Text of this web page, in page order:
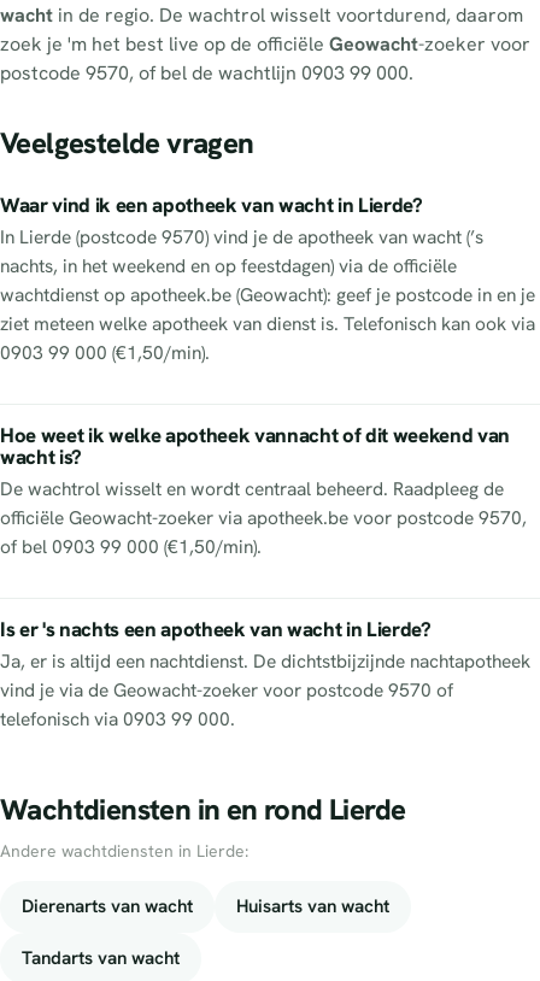
wacht in de regio. De wachtrol wisselt voortdurend, daarom
zoek je 'm het best live op de officiële Geowacht-zoeker voor
postcode 9570, of bel de wachtlijn 0903 99 000.
Veelgestelde vragen
Waar vind ik een apotheek van wacht in Lierde?
In Lierde (postcode 9570) vind je de apotheek van wacht (’s
nachts, in het weekend en op feestdagen) via de officiële
wachtdienst op apotheek.be (Geowacht): geef je postcode in en je
ziet meteen welke apotheek van dienst is. Telefonisch kan ook via
0903 99 000 (€1,50/min).
Hoe weet ik welke apotheek vannacht of dit weekend van
wacht is?
De wachtrol wisselt en wordt centraal beheerd. Raadpleeg de
officiële Geowacht-zoeker via apotheek.be voor postcode 9570,
of bel 0903 99 000 (€1,50/min).
Is er 's nachts een apotheek van wacht in Lierde?
Ja, er is altijd een nachtdienst. De dichtstbijzijnde nachtapotheek
vind je via de Geowacht-zoeker voor postcode 9570 of
telefonisch via 0903 99 000.
Wachtdiensten in en rond Lierde
Andere wachtdiensten in Lierde:
Dierenarts van wacht Huisarts van wacht
Tandarts van wacht